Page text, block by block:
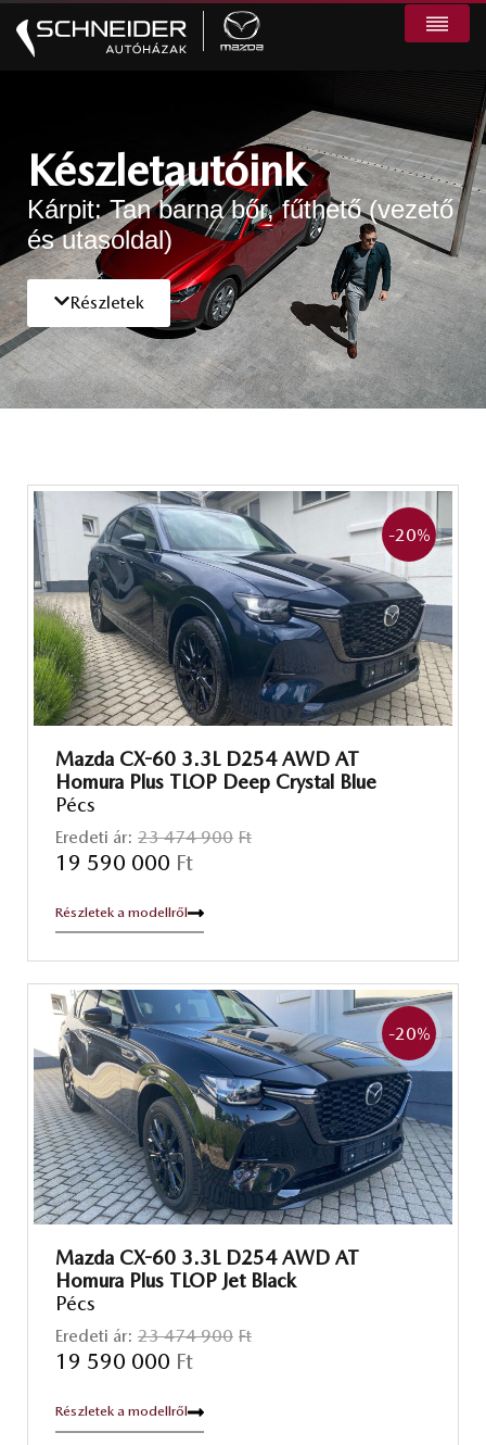
Készletautóink
Kárpit: Tan barna bőr, fűthető (vezető
és utasoldal)
Részletek
-20%
Mazda CX-60 3.3L D254 AWD AT
Homura Plus TLOP Deep Crystal Blue
Pécs
Eredeti ár: 23 474 900 Ft
19 590 000 Ft
Részletek a modellről
-20%
Mazda CX-60 3.3L D254 AWD AT
Homura Plus TLOP Jet Black
Pécs
Eredeti ár: 23 474 900 Ft
19 590 000 Ft
Részletek a modellről